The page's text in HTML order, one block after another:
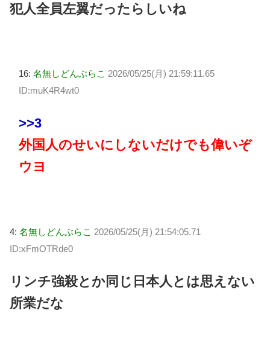
犯人全員左翼だったらしいね
16: 名無しどんぶらこ 2026/05/25(月) 21:59:11.65
ID:muK4R4wt0
>>3
外国人のせいにしないだけでも偉いぞ
ウヨ
4: 名無しどんぶらこ 2026/05/25(月) 21:54:05.71
ID:xFmOTRde0
リンチ強殺とか同じ日本人とは思えない
所業だな